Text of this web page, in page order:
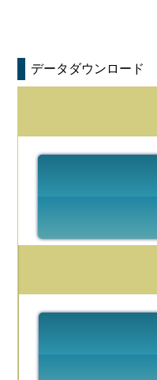
データダウンロード